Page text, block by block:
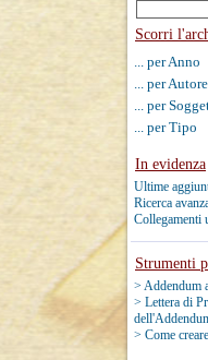
Scorri
... per Anno
... per
... per
... per Tipo
In evidenza
Ultime
Ricerca
Collegamenti
Strumenti
> Addendum
> Lettera di
> Come